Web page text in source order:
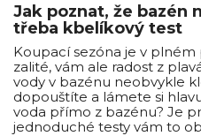
Jak poznat, že bazén
třeba kbelíkový test
Koupací sezóna je v
zalité, vám ale radost z
vody v bazénu neobvykle
dopouštíte a lámete si
voda přímo z bazénu? Je
jednoduché testy vám to